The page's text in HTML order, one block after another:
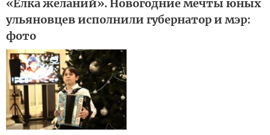
«Ёлка желаний». Новогодние мечты юных
ульяновцев исполнили губернатор и мэр:
фото